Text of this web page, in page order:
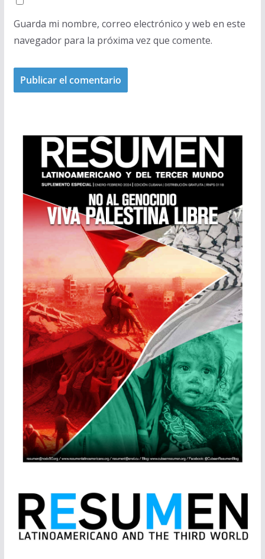
Guarda mi nombre, correo electrónico y web en este
navegador para la próxima vez que comente.